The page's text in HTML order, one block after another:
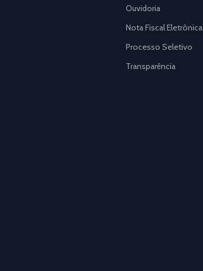
Ouvidoria
Nota Fiscal Eletrônica
Processo Seletivo
Transparência